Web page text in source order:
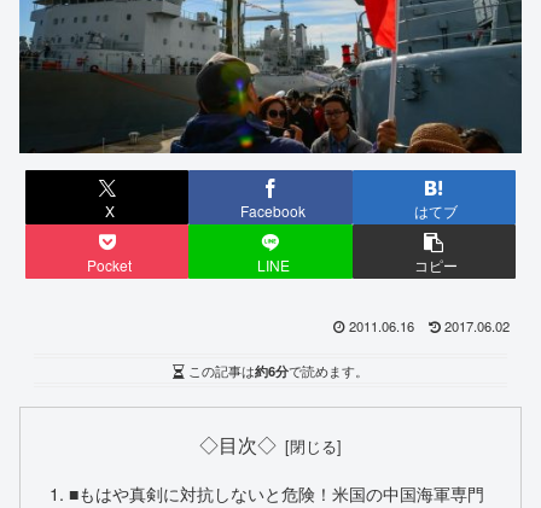
X Facebook はてブ
Pocket LINE コピー
2011.06.16 2017.06.02
この記事は約6分で読めます。
◇目次◇
■もはや真剣に対抗しないと危険！米国の中国海軍専門